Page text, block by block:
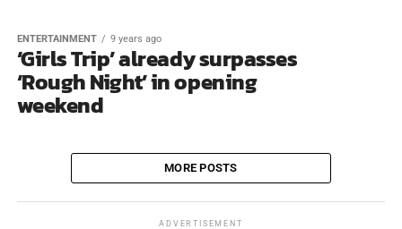
ENTERTAINMENT 9 years ago
‘Girls Trip’ already surpasses
‘Rough Night’ in opening
weekend
MORE POSTS
ADVERTISEMENT